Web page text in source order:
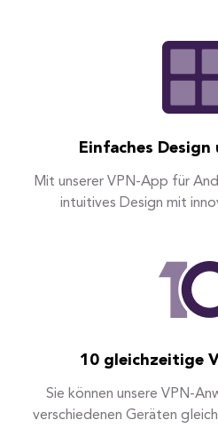
Einfaches
Mit unserer VPN-App für
intuitives Design mit
10 gleichzeitige
Sie können unsere VPN-
verschiedenen Geräten